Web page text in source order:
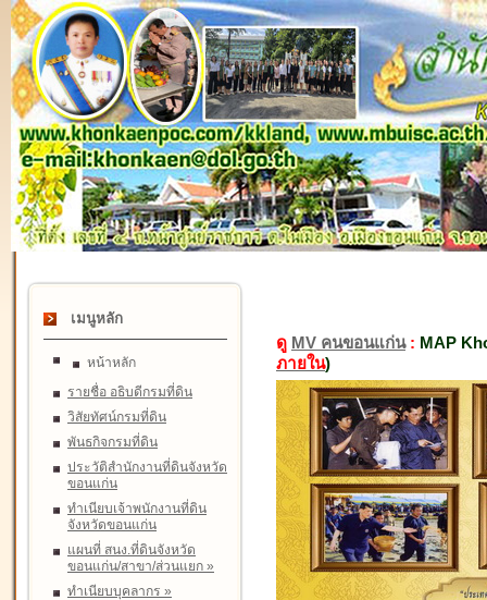
เมนูหลัก
หน้าหลัก
รายชื่อ อธิบดีกรมที่ดิน
วิสัยทัศน์กรมที่ดิน
พันธกิจกรมที่ดิน
ประวัติสำนักงานที่ดินจังหวัด
ขอนแก่น
ทำเนียบเจ้าพนักงานที่ดิน
จังหวัดขอนแก่น
แผนที่ สนง.ที่ดินจังหวัด
ขอนแก่น/สาขา/ส่วนแยก »
ทำเนียบบุคลากร »
ดู MV คนขอนแก่น: MAP
ภายใน)